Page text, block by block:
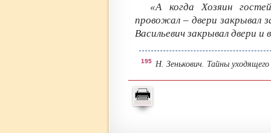
«А когда Хозяин
провожал – двери закрывал
Васильевич закрывал двери
195 Н. Зенькович. Тайны